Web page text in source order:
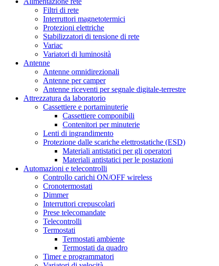
Filtri di rete
Interruttori magnetotermici
Protezioni elettriche
Stabilizzatori di tensione di rete
Variac
Variatori di luminosità
Antenne
Antenne omnidirezionali
Antenne per camper
Antenne riceventi per segnale digitale-terrestre
Attrezzatura da laboratorio
Cassettiere e portaminuterie
Cassettiere componibili
Contenitori per minuterie
Lenti di ingrandimento
Protezione dalle scariche elettrostatiche (ESD)
Materiali antistatici per gli operatori
Materiali antistatici per le postazioni
Automazioni e telecontrolli
Controllo carichi ON/OFF wireless
Cronotermostati
Dimmer
Interruttori crepuscolari
Prese telecomandate
Telecontrolli
Termostati
Termostati ambiente
Termostati da quadro
Timer e programmatori